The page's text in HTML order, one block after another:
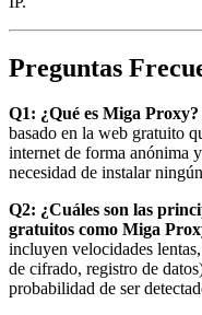
Preguntas
Q1: ¿Qué es Miga Proxy?
basado en la web gratuito
internet de forma anónima
necesidad de instalar
Q2: ¿Cuáles son las
gratuitos como Miga
incluyen velocidades
de cifrado, registro de
probabilidad de ser